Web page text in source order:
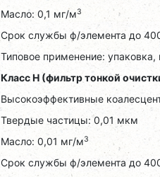
Масло: 0,1 мг/м3
Срок службы ф/элемента до
Типовое применение:
Класс H (фильтр тонкой
Высокоэффективные
Твердые частицы: 0,01 мкм
Масло: 0,01 мг/м3
Срок службы ф/элемента до